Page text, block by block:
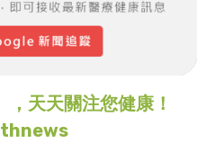
天天關注您健康！